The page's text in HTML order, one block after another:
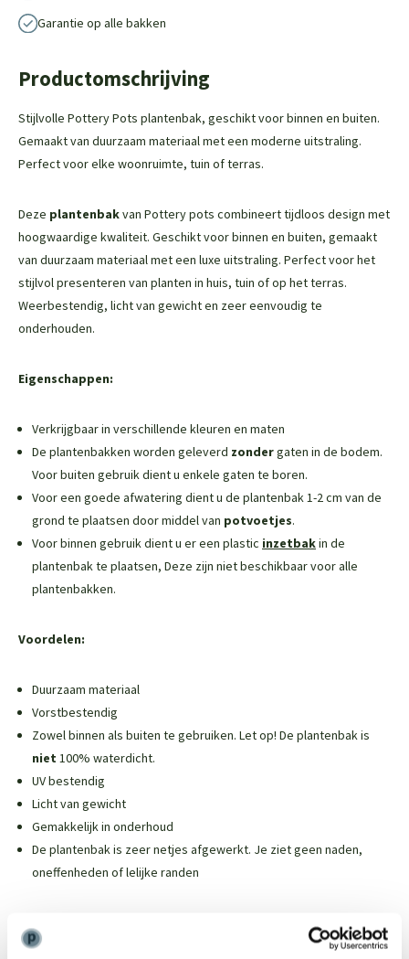
Garantie op alle bakken
Productomschrijving
Stijlvolle Pottery Pots plantenbak, geschikt voor binnen en buiten.
Gemaakt van duurzaam materiaal met een moderne uitstraling.
Perfect voor elke woonruimte, tuin of terras.
Deze plantenbakvan Pottery pots combineert tijdloos design met
hoogwaardige kwaliteit. Geschikt voor binnen en buiten, gemaakt
van duurzaam materiaal met een luxe uitstraling. Perfect voor het
stijlvol presenteren van planten in huis, tuin of op het terras.
Weerbestendig, licht van gewicht en zeer eenvoudig te
onderhouden.
Eigenschappen:
Verkrijgbaar in verschillende kleuren en maten
De plantenbakken worden geleverd zondergaten in de bodem.
Voor buiten gebruik dient u enkele gaten te boren.
Voor een goede afwatering dient u de plantenbak 1-2 cm van de
grond te plaatsen door middel van potvoetjes.
Voor binnen gebruik dient u er een plastic inzetbakin de
plantenbak te plaatsen, Deze zijn niet beschikbaar voor alle
plantenbakken.
Voordelen:
Duurzaam materiaal
Vorstbestendig
Zowel binnen als buiten te gebruiken. Let op! De plantenbak is
niet 100% waterdicht.
UV bestendig
Licht van gewicht
Gemakkelijk in onderhoud
De plantenbak is zeer netjes afgewerkt. Je ziet geen naden,
oneffenheden of lelijke randen